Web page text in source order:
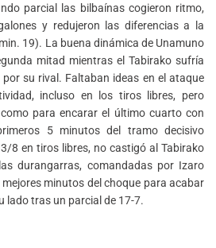
parcial las bilbaínas cogieron ritmo,
y redujeron las diferencias a la
19). La buena dinámica de Unamuno
mitad mientras el Tabirako sufría
su rival. Faltaban ideas en el ataque
incluso en los tiros libres, pero
para encarar el último cuarto con
5 minutos del tramo decisivo
8 en tiros libres, no castigó al Tabirako
durangarras, comandadas por Izaro
minutos del choque para acabar
lado tras un parcial de 17-7.